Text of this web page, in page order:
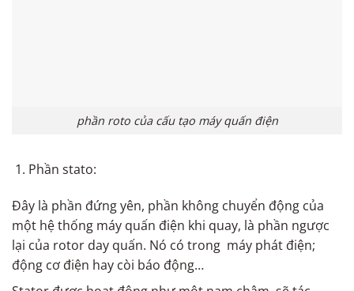
phần roto của cấu tạo máy quấn điện
Phần stato:
Đây là phần đứng yên, phần không chuyển động của
một hệ thống máy quấn điện khi quay, là phần ngược
lại của rotor day quấn. Nó có trong máy phát điện;
động cơ điện hay còi báo động…